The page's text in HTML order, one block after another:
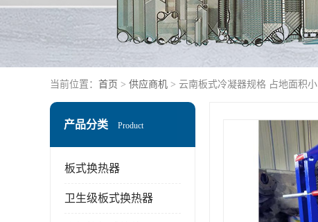
当前位置： 首页 > 供应商机 > 云南板式冷凝器规格 占地面积小
产品分类 Product
板式换热器
卫生级板式换热器